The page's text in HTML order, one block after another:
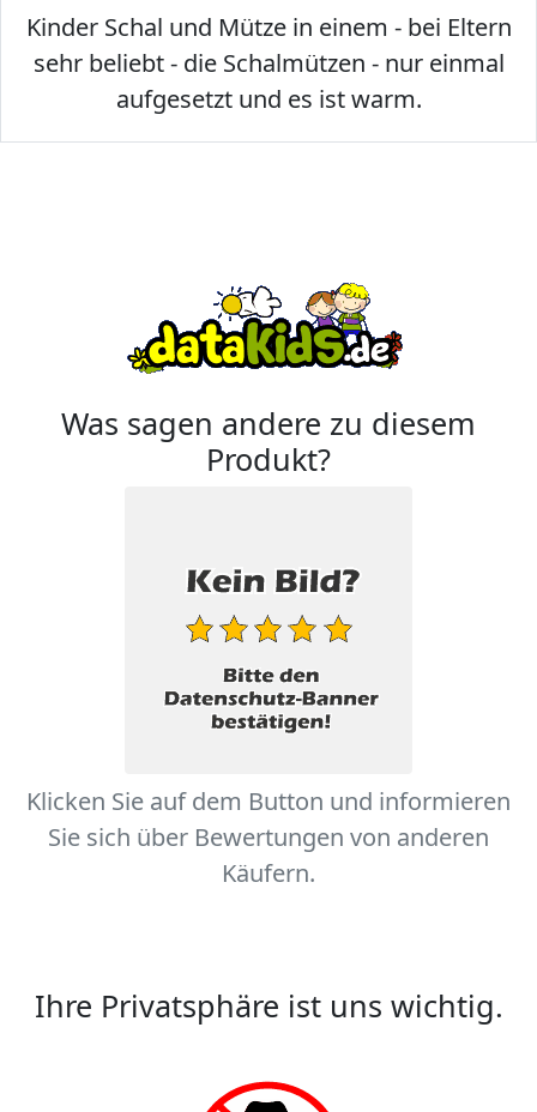
Kinder Schal und Mütze in einem - bei Eltern
sehr beliebt - die Schalmützen - nur einmal
aufgesetzt und es ist warm.
Was sagen andere zu diesem
Produkt?
Klicken Sie auf dem Button und informieren
Sie sich über Bewertungen von anderen
Käufern.
Ihre Privatsphäre ist uns wichtig.